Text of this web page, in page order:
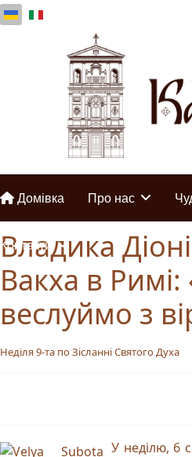
Домівка Про нас
Контакти
Владика
Вакха в Римі:
веслуймо з
Неділя 9-та по Зісланні Святого Духа
У неділю, 6